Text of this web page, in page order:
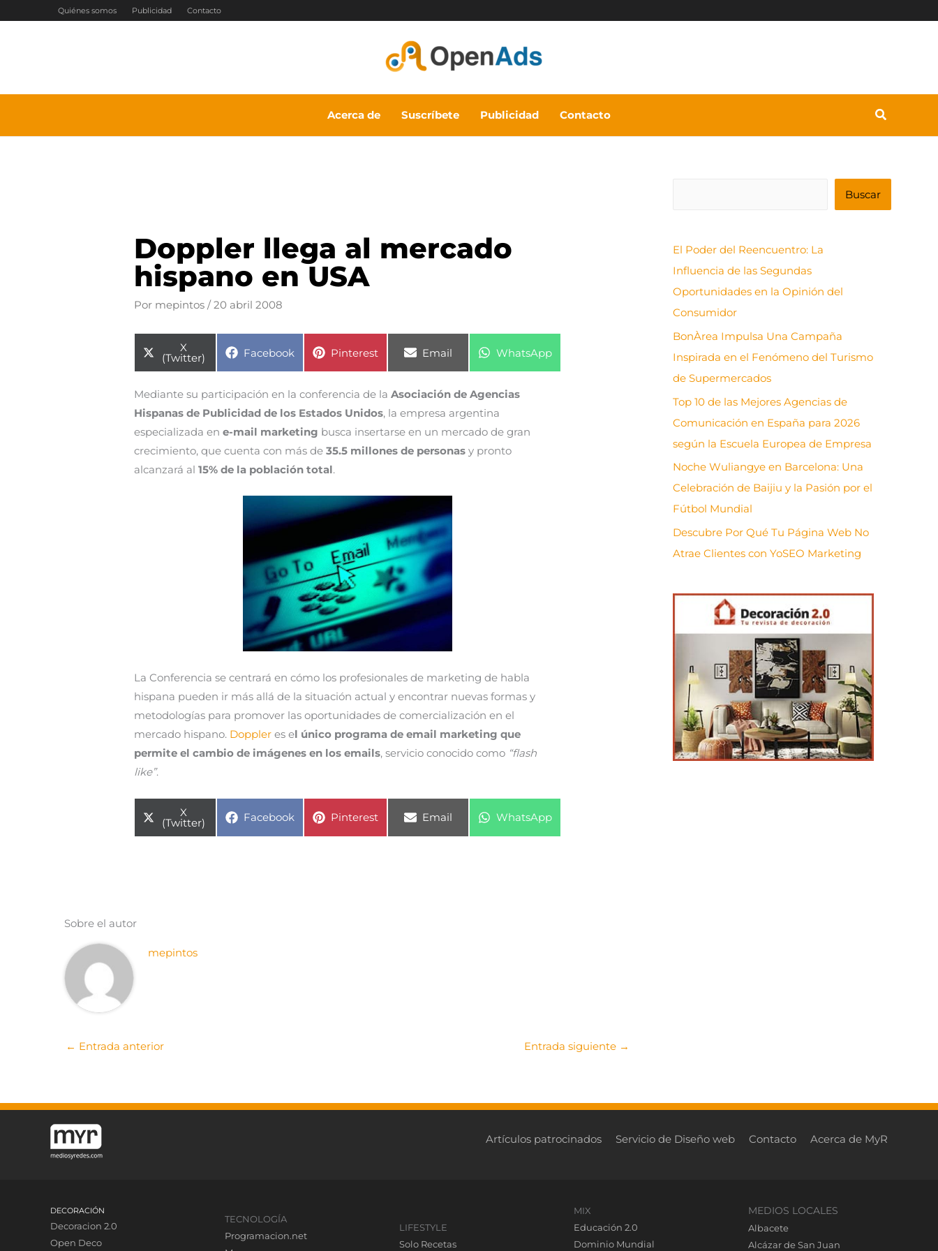
Quiénes somos Publicidad Contacto
Acerca de Suscríbete Publicidad Contacto
Doppler llega al mercado
hispano en USA
Por mepintos/20 abril 2008
Compartir
en
X
(Twitter) Compartir
Facebook Compartir
Pinterest Compartir
Email Compartir
WhatsApp
Mediante su participación en la conferencia de laAsociación de Agencias
Hispanas de Publicidad de los Estados Unidos, la empresa argentina
especializada ene-mail marketing busca insertarse en un mercado de gran
crecimiento, que cuenta con más de35.5 millones de personas y pronto
alcanzará al15% de la población total.
La Conferencia se centrará en cómo los profesionales de marketing de habla
hispana pueden ir más allá de la situación actual y encontrar nuevas formas y
metodologías para promover las oportunidades de comercialización en el
mercado hispano. Doppler es el único programa de email marketing que
permite el cambio de imágenes en los emails, servicio conocido como “flash
like”.
Compartir
en
X
(Twitter) Compartir
Facebook Compartir
Pinterest Compartir
Email Compartir
WhatsApp
Sobre el autor
mepintos
← Entrada anterior Entrada siguiente →
c
a
r
Buscar
El Poder del Reencuentro: La
Influencia de las Segundas
Oportunidades en la Opinión del
Consumidor
BonÀrea Impulsa Una Campaña
Inspirada en el Fenómeno del Turismo
de Supermercados
Top 10 de las Mejores Agencias de
Comunicación en España para 2026
según la Escuela Europea de Empresa
Noche Wuliangye en Barcelona: Una
Celebración de Baijiu y la Pasión por el
Fútbol Mundial
Descubre Por Qué Tu Página Web No
Atrae Clientes con YoSEO Marketing
Artículos patrocinados Servicio de Diseño web Contacto Acerca de MyR
DECORACIÓN
Decoracion 2.0
Open Deco
TECNOLOGÍA
Programacion.net
LIFESTYLE
Solo Recetas
MIX
Educación 2.0
Dominio Mundial
MEDIOS LOCALES
Albacete
Alcázar de San Juan